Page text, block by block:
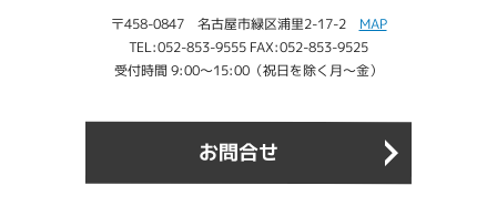
〒458-0847 名古屋市緑区浦里2-17-2 MAP
TEL:052-853-9555 FAX:052-853-9525
受付時間 9:00～15:00（祝日を除く月～金）
お問合せ